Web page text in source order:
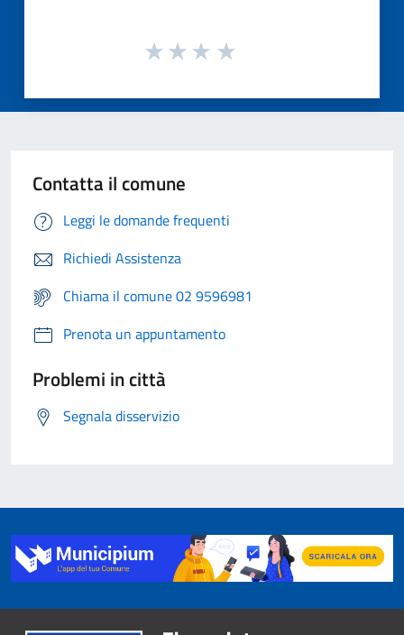
Contatta il comune
Leggi le domande frequenti
Richiedi Assistenza
Chiama il comune 02 9596981
Prenota un appuntamento
Problemi in città
Segnala disservizio